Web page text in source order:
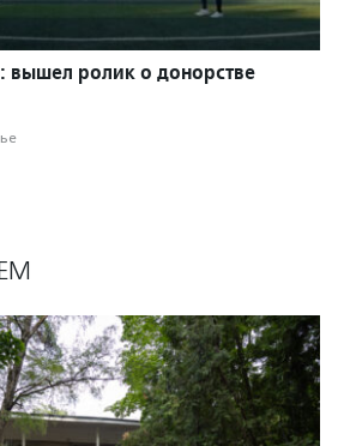
вышел ролик о донорстве